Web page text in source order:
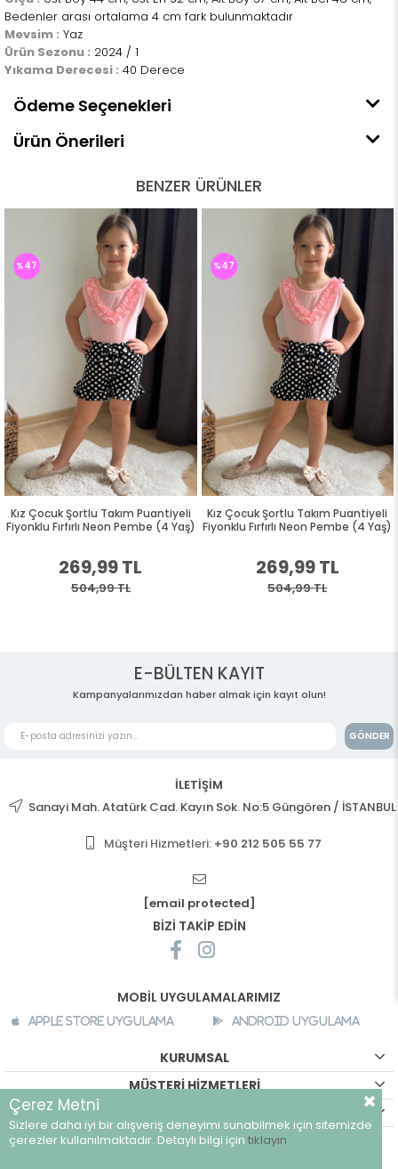
Bedenler arası ortalama 4 cm fark bulunmaktadır
Mevsim : Yaz
Ürün Sezonu : 2024 / 1
Yıkama Derecesi : 40 Derece
Ödeme Seçenekleri
Ürün Önerileri
BENZER ÜRÜNLER
Kız Çocuk Şortlu Takım Puantiyeli
Fiyonklu Fırfırlı Neon Pembe (4 Yaş)
269,99 TL
504,99 TL
%47
Kız Çocuk Şortlu Takım Puantiyeli
Fiyonklu Fırfırlı Neon Pembe (4 Yaş)
269,99 TL
504,99 TL
%47
E-BÜLTEN KAYIT
Kampanyalarımızdan haber almak için kayıt olun!
GÖNDER
İLETİŞİM
Sanayi Mah. Atatürk Cad. Kayın Sok. No:5 Güngören / İSTANBUL
Müşteri Hizmetleri: +90 212 505 55 77
[email protected]
BİZİ TAKİP EDİN
MOBİL UYGULAMALARIMIZ
Apple Store Uygulama Android Uygulama
KURUMSAL
MÜŞTERİ HİZMETLERİ
©breeze.com.tr - Tüm hakları saklıdır.
Çerez Metni
Sizlere daha iyi bir alışveriş deneyimi sunabilmek için sitemizde
çerezler kullanılmaktadır. Detaylı bilgi için tıklayın